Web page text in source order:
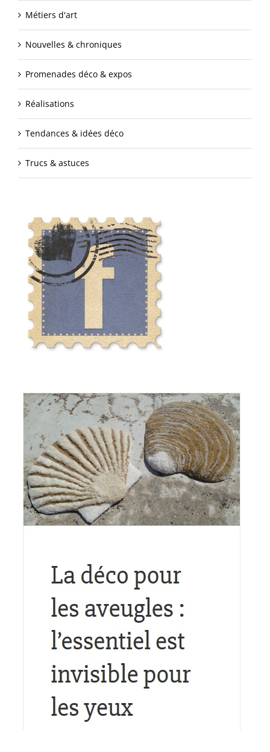
Métiers d'art
Nouvelles & chroniques
Promenades déco & expos
Réalisations
Tendances & idées déco
Trucs & astuces